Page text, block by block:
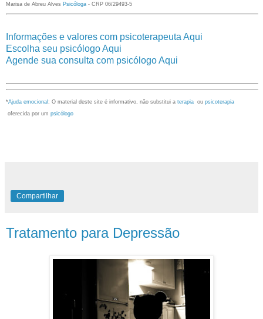
Marisa de Abreu Alves Psicóloga - CRP 06/29493-5
Informações e valores com psicoterapeuta Aqui
Escolha seu psicólogo Aqui
Agende sua consulta com psicólogo Aqui
*Ajuda emocional : O material deste site é informativo, não substitui a terapia ou psicoterapia
oferecida por um psicólogo
Compartilhar
Tratamento para Depressão